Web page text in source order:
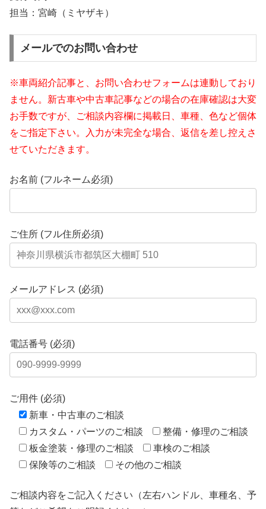
担当：宮崎（ミヤザキ）
メールでのお問い合わせ
※車両紹介記事と、お問い合わせフォームは連動しており
ません。新古車や中古車記事などの場合の在庫確認は大変
お手数ですが、ご相談内容欄に掲載日、車種、色など個体
をご指定下さい。入力が未完全な場合、返信を差し控えさ
せていただきます。
お名前 (フルネーム必須)
ご住所 (フル住所必須)
メールアドレス (必須)
電話番号 (必須)
ご用件 (必須)
新車・中古車のご相談
カスタム・パーツのご相談
整備・修理のご相談
板金塗装・修理のご相談
車検のご相談
保険等のご相談
その他のご相談
ご相談内容をご記入ください（左右ハンドル、車種名、予